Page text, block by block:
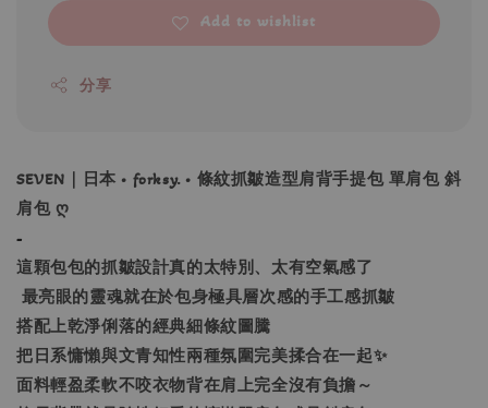
Add to wishlist
分享
SEVEN｜日本 • forksy. • 條紋抓皺造型肩背手提包 單肩包 斜
肩包 ღ
-
這顆包包的抓皺設計真的太特別、太有空氣感了
最亮眼的靈魂就在於包身極具層次感的手工感抓皺
搭配上乾淨俐落的經典細條紋圖騰
把日系慵懶與文青知性兩種氛圍完美揉合在一起✨
面料輕盈柔軟不咬衣物背在肩上完全沒有負擔～